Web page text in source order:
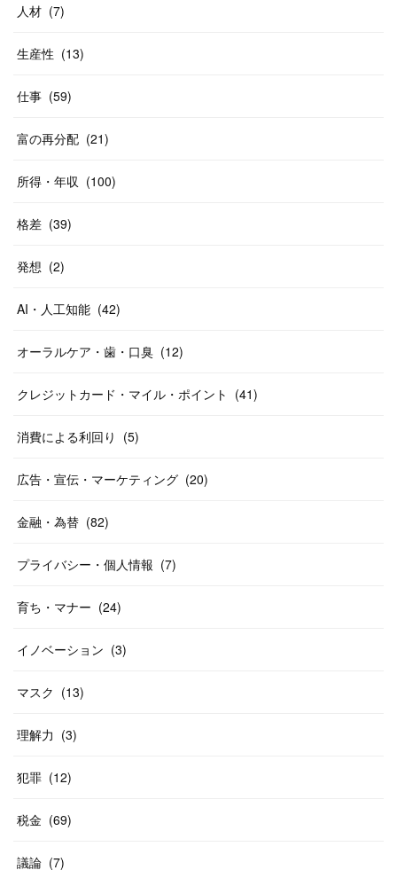
人材 (7)
生産性 (13)
仕事 (59)
富の再分配 (21)
所得・年収 (100)
格差 (39)
発想 (2)
AI・人工知能 (42)
オーラルケア・歯・口臭 (12)
クレジットカード・マイル・ポイント (41)
消費による利回り (5)
広告・宣伝・マーケティング (20)
金融・為替 (82)
プライバシー・個人情報 (7)
育ち・マナー (24)
イノベーション (3)
マスク (13)
理解力 (3)
犯罪 (12)
税金 (69)
議論 (7)